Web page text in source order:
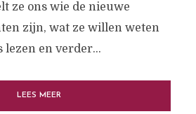
ze ons wie de nieuwe
zijn, wat ze willen weten
lezen en verder...
LEES MEER